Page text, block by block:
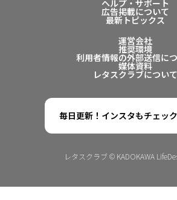
ヘルプ・サポート
広告掲載について
最新トピックス
運営会社
推奨環境
利用者情報の外部送信に
媒体資料
レタスクラブについて
毎日更新！インスタもチェック
レタスクラブ © KADOKAWA